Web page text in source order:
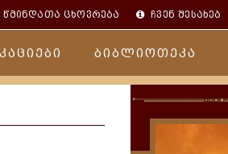
წმინდათა ცხოვრება ჩვენ შესახებ
ბიბლიოთეკა